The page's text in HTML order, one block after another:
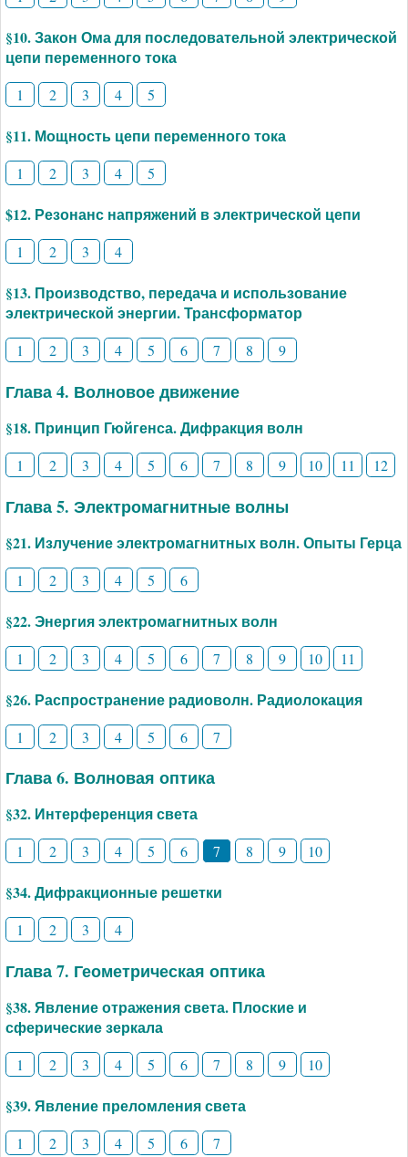
§10. Закон Ома для последовательной электрической
цепи переменного тока
1 2 3 4 5
§11. Мощность цепи переменного тока
1 2 3 4 5
$12. Резонанс напряжений в электрической цепи
1 2 3 4
§13. Производство, передача и использование
электрической энергии. Трансформатор
1 2 3 4 5 6 7 8 9
Глава 4. Волновое движение
§18. Принцип Гюйгенса. Дифракция волн
1 2 3 4 5 6 7 8 9 10 11 12
Глава 5. Электромагнитные волны
§21. Излучение электромагнитных волн. Опыты Герца
1 2 3 4 5 6
§22. Энергия электромагнитных волн
1 2 3 4 5 6 7 8 9 10 11
§26. Распространение радиоволн. Радиолокация
1 2 3 4 5 6 7
Глава 6. Волновая оптика
§32. Интерференция света
1 2 3 4 5 6 7 8 9 10
§34. Дифракционные решетки
1 2 3 4
Глава 7. Геометрическая оптика
§38. Явление отражения света. Плоские и
сферические зеркала
1 2 3 4 5 6 7 8 9 10
§39. Явление преломления света
1 2 3 4 5 6 7